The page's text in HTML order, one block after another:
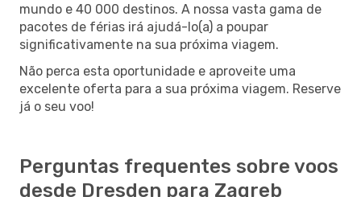
mundo e 40 000 destinos. A nossa vasta gama de
pacotes de férias irá ajudá-lo(a) a poupar
significativamente na sua próxima viagem.
Não perca esta oportunidade e aproveite uma
excelente oferta para a sua próxima viagem. Reserve
já o seu voo!
Perguntas frequentes sobre voos
desde Dresden para Zagreb